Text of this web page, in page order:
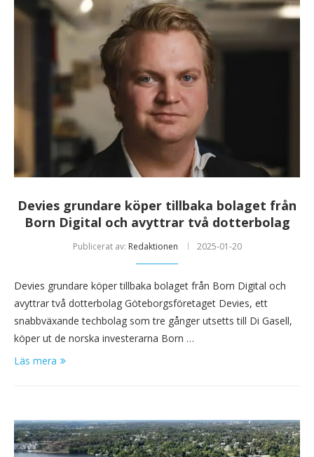
Devies grundare köper tillbaka bolaget från
Born Digital och avyttrar två dotterbolag
Publicerat av: Redaktionen 2025-01-20
Devies grundare köper tillbaka bolaget från Born Digital och
avyttrar två dotterbolag Göteborgsföretaget Devies, ett
snabbväxande techbolag som tre gånger utsetts till Di Gasell,
köper ut de norska investerarna Born …
Läs mera